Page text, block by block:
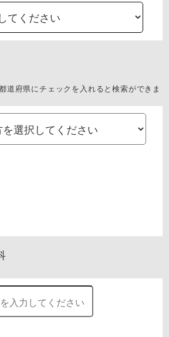
道府県にチェックを入れると検索ができま